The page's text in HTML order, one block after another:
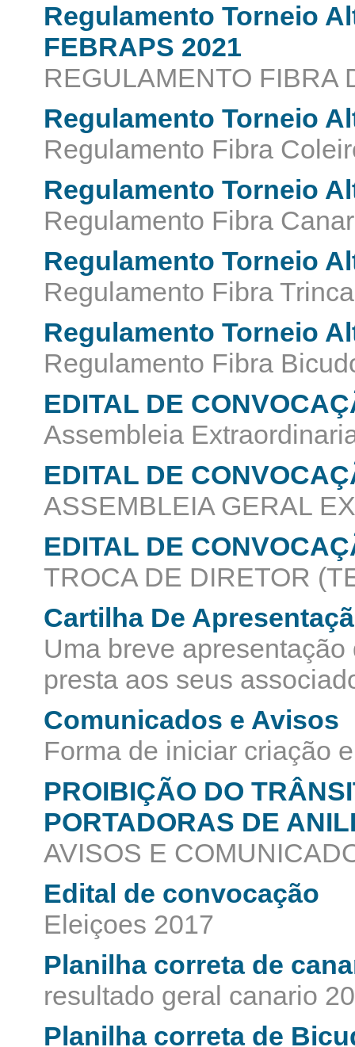
Regulamento Torneio
FEBRAPS 2021
REGULAMENTO FIBRA
Regulamento Torneio
Regulamento Fibra
Regulamento Torneio
Regulamento Fibra
Regulamento Torneio
Regulamento Fibra
Regulamento Torneio
Regulamento Fibra
EDITAL DE
Assembleia
EDITAL DE
ASSEMBLEIA GERAL
EDITAL DE
TROCA DE DIRETOR
Cartilha De
Uma breve
presta aos seus
Comunicados e Avisos
Forma de iniciar criação
PROIBIÇÃO DO
PORTADORAS DE
AVISOS E
Edital de convocação
Eleiçoes 2017
Planilha correta de
resultado geral canario
Planilha correta de